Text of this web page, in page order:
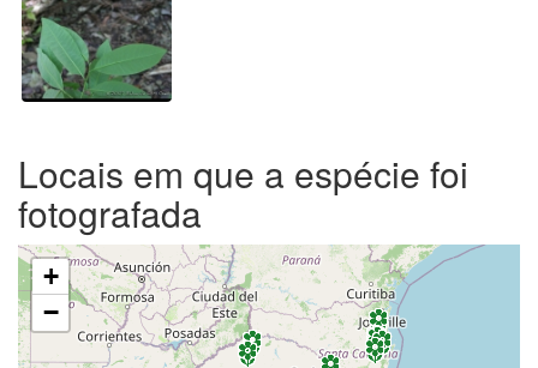
Locais em que a espécie foi
fotografada
+
−